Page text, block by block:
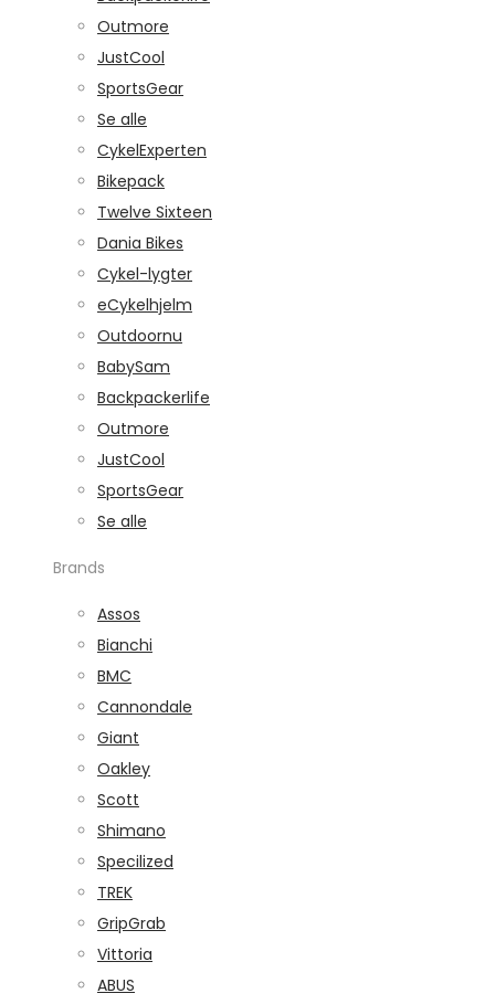
Outmore
JustCool
SportsGear
Se alle
CykelExperten
Bikepack
Twelve Sixteen
Dania Bikes
Cykel-lygter
eCykelhjelm
Outdoornu
BabySam
Backpackerlife
Outmore
JustCool
SportsGear
Se alle
Brands
Assos
Bianchi
BMC
Cannondale
Giant
Oakley
Scott
Shimano
Specilized
TREK
GripGrab
Vittoria
ABUS